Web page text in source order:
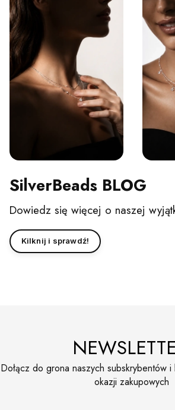
SilverBeads BLOG
Dowiedz się więcej o naszej
Kilknij i sprawdź!
Dołącz do grona naszych subskrybentów
okazji zakupowych